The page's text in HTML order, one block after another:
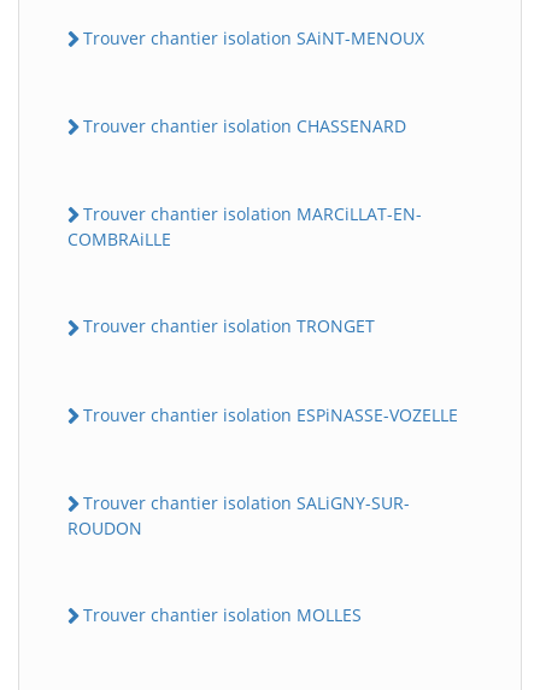
Trouver chantier isolation SAiNT-MENOUX
Trouver chantier isolation CHASSENARD
Trouver chantier isolation MARCiLLAT-EN-
COMBRAiLLE
Trouver chantier isolation TRONGET
Trouver chantier isolation ESPiNASSE-VOZELLE
Trouver chantier isolation SALiGNY-SUR-
ROUDON
Trouver chantier isolation MOLLES